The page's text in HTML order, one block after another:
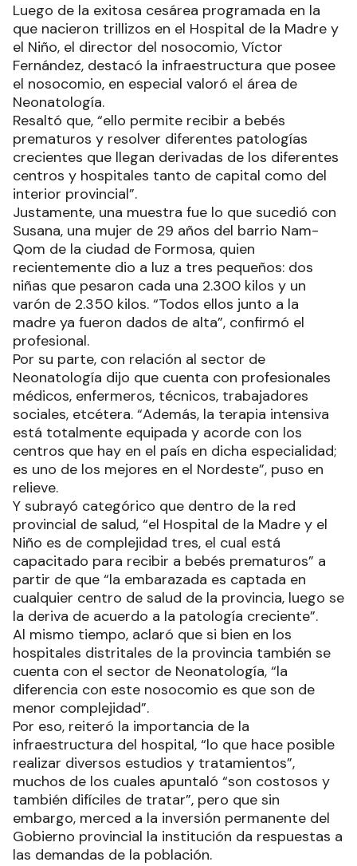
Luego de la exitosa cesárea programada en la
que nacieron trillizos en el Hospital de la Madre y
el Niño, el director del nosocomio, Víctor
Fernández, destacó la infraestructura que posee
el nosocomio, en especial valoró el área de
Neonatología.
Resaltó que, “ello permite recibir a bebés
prematuros y resolver diferentes patologías
crecientes que llegan derivadas de los diferentes
centros y hospitales tanto de capital como del
interior provincial”.
Justamente, una muestra fue lo que sucedió con
Susana, una mujer de 29 años del barrio Nam-
Qom de la ciudad de Formosa, quien
recientemente dio a luz a tres pequeños: dos
niñas que pesaron cada una 2.300 kilos y un
varón de 2.350 kilos. “Todos ellos junto a la
madre ya fueron dados de alta”, confirmó el
profesional.
Por su parte, con relación al sector de
Neonatología dijo que cuenta con profesionales
médicos, enfermeros, técnicos, trabajadores
sociales, etcétera. “Además, la terapia intensiva
está totalmente equipada y acorde con los
centros que hay en el país en dicha especialidad;
es uno de los mejores en el Nordeste”, puso en
relieve.
Y subrayó categórico que dentro de la red
provincial de salud, “el Hospital de la Madre y el
Niño es de complejidad tres, el cual está
capacitado para recibir a bebés prematuros” a
partir de que “la embarazada es captada en
cualquier centro de salud de la provincia, luego se
la deriva de acuerdo a la patología creciente”.
Al mismo tiempo, aclaró que si bien en los
hospitales distritales de la provincia también se
cuenta con el sector de Neonatología, “la
diferencia con este nosocomio es que son de
menor complejidad”.
Por eso, reiteró la importancia de la
infraestructura del hospital, “lo que hace posible
realizar diversos estudios y tratamientos”,
muchos de los cuales apuntaló “son costosos y
también difíciles de tratar”, pero que sin
embargo, merced a la inversión permanente del
Gobierno provincial la institución da respuestas a
las demandas de la población.